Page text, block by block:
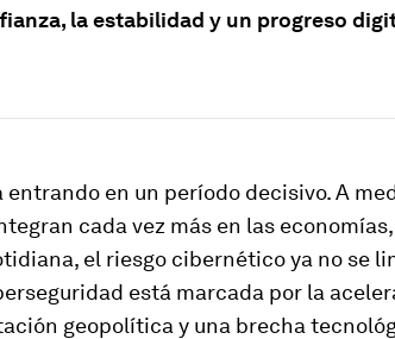
la estabilidad y un progreso
en un período decisivo. A
cada vez más en las
el riesgo cibernético ya no se
está marcada por la
geopolítica y una brecha